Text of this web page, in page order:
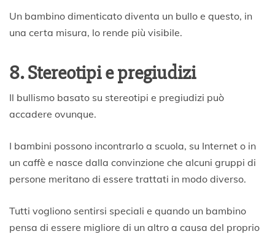
Un bambino dimenticato diventa un bullo e questo, in
una certa misura, lo rende più visibile.
8. Stereotipi e pregiudizi
Il bullismo basato su stereotipi e pregiudizi può
accadere ovunque.
I bambini possono incontrarlo a scuola, su Internet o in
un caffè e nasce dalla convinzione che alcuni gruppi di
persone meritano di essere trattati in modo diverso.
Tutti vogliono sentirsi speciali e quando un bambino
pensa di essere migliore di un altro a causa del proprio